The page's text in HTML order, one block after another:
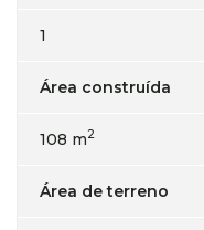
1
Área construída
108 m2
Área de terreno